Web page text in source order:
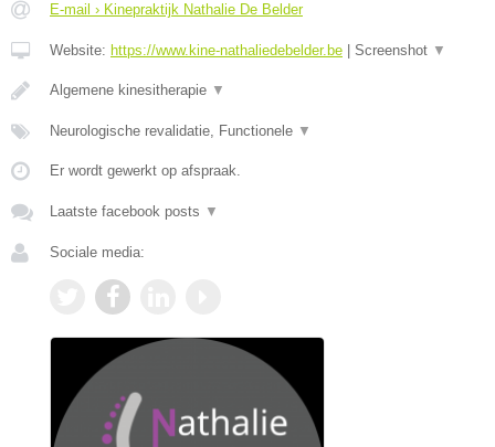
E-mail › Kinepraktijk Nathalie De Belder
Website: https://www.kine-nathaliedebelder.be Screenshot ▼
Algemene kinesitherapie ▼
Neurologische revalidatie, Functionele ▼
Er wordt gewerkt op afspraak.
Laatste facebook posts ▼
Sociale media: